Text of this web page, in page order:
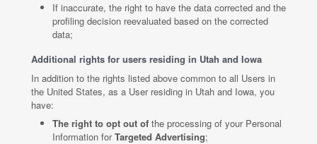
If inaccurate, the right to have the data corrected and the
profiling decision reevaluated based on the corrected
data;
Additional rights for users residing in Utah and Iowa
In addition to the rights listed above common to all Users in
the United States, as a User residing in Utah and Iowa, you
have:
The right to opt out of the processing of your Personal
Information forTargeted Advertising;